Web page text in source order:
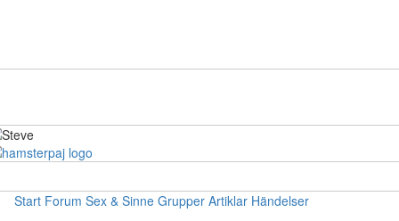
Start Forum Sex & Sinne Grupper Artiklar Händelser